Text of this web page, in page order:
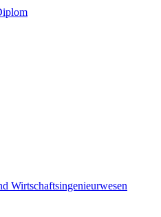
Wirtschaftsingenieurwesen